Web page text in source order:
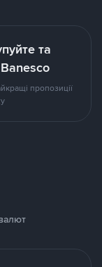
та
пропозиції